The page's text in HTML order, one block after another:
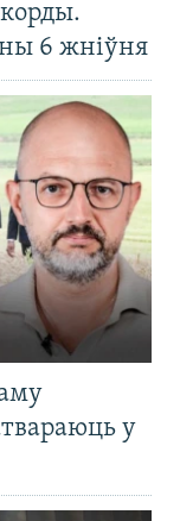
6 жніўня
у